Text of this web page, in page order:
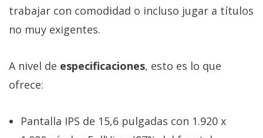
trabajar con comodidad o incluso jugar a títulos
no muy exigentes.
A nivel de especificaciones, esto es lo que
ofrece:
Pantalla IPS de 15,6 pulgadas con 1.920 x